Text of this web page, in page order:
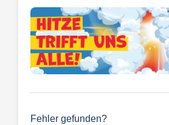
Fehler gefunden?